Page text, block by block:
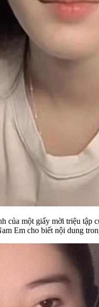
của một giấy mời triệu
Em cho biết nội dung